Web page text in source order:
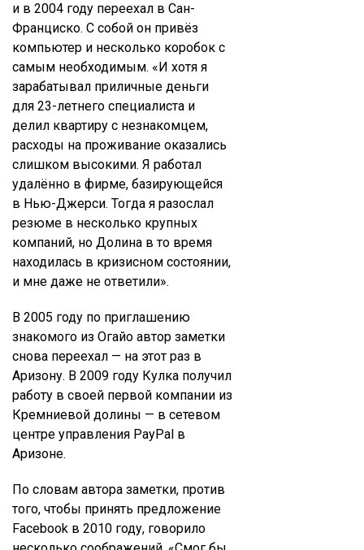
и в 2004 году переехал в Сан-
Франциско. С собой он привёз
компьютер и несколько коробок с
самым необходимым. «И хотя я
зарабатывал приличные деньги
для 23-летнего специалиста и
делил квартиру с незнакомцем,
расходы на проживание оказались
слишком высокими. Я работал
удалённо в фирме, базирующейся
в Нью-Джерси. Тогда я разослал
резюме в несколько крупных
компаний, но Долина в то время
находилась в кризисном состоянии,
и мне даже не ответили».
В 2005 году по приглашению
знакомого из Огайо автор заметки
снова переехал — на этот раз в
Аризону. В 2009 году Кулка получил
работу в своей первой компании из
Кремниевой долины — в сетевом
центре управления PayPal в
Аризоне.
По словам автора заметки, против
того, чтобы принять предложение
Facebook в 2010 году, говорило